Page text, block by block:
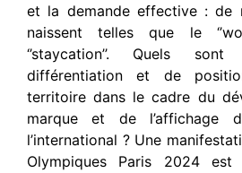
et la demande effective : de
naissent telles que le
‘’staycation’’. Quels
différentiation et de
territoire dans le cadre du
marque et de l’affichage
l’international ? Une
Olympiques Paris 2024